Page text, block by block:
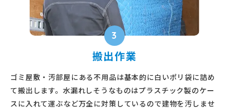
3
搬出作業
ゴミ屋敷・汚部屋にある不用品は基本的に白いポリ袋に詰め
て搬出します。水漏れしそうなものはプラスチック製のケー
スに入れて運ぶなど万全に対策しているので建物を汚しませ